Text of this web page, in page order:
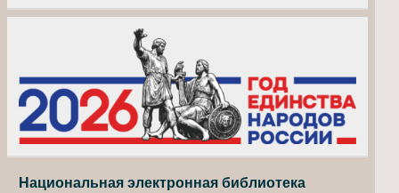
Национальная электронная библиотека